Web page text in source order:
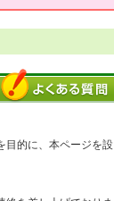
目的に、本ページを設